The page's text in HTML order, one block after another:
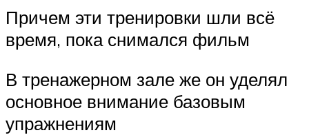
Причем эти тренировки шли всё
время, пока снимался фильм
В тренажерном зале же он уделял
основное внимание базовым
упражнениям